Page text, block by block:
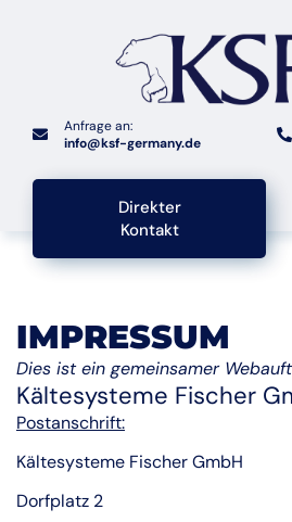
Anfrage an:
info@ksf-germany.de
Direkter
Kontakt
IMPRESSUM
Dies ist ein gemeinsamer
Kältesysteme Fischer
Postanschrift:
Kältesysteme Fischer GmbH
Dorfplatz 2